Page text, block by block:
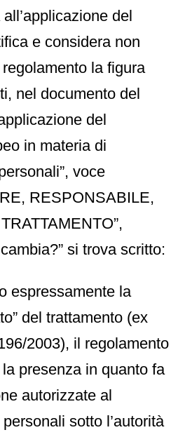
del
e considera non
la figura
nel documento del
del
in materia di
voce
RESPONSABILE,
si trova scritto:
espressamente la
del trattamento (ex
2003), il regolamento
presenza in quanto fa
autorizzate al
sotto l’autorità